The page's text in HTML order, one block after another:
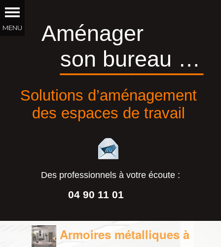
Aménager
son bureau …
Solutions d’aménagement
des espaces de travail
Des professionnels à votre écoute :
04 90 11 01
__________
Armoires métalliques à